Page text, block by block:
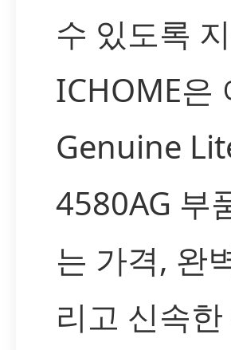
수 있도록
ICHOME은
Genuine
4580AG 부
는 가격, 완
리고 신속